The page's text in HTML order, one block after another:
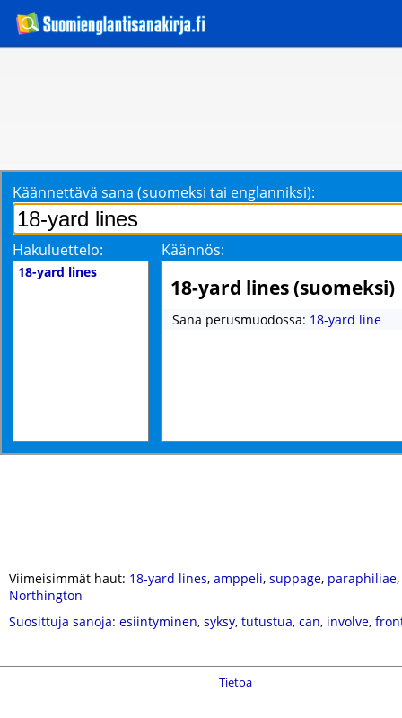
Käännettävä sana (suomeksi tai englanniksi):
Hakuluettelo: Käännös:
18-yard lines
18-yard lines (suomeksi)
Sana perusmuodossa: 18-yard line
Viimeisimmät haut: 18-yard lines, amppeli, suppage, paraphiliae,
Northington
Suosittuja sanoja: esiintyminen, syksy, tutustua, can, involve,
Tietoa